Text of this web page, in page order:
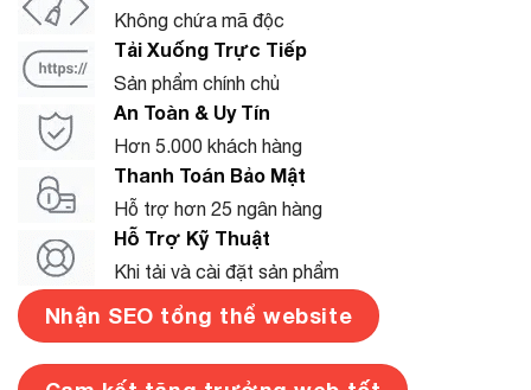
Không chứa mã độc
Tải Xuống Trực Tiếp
Sản phẩm chính chủ
An Toàn & Uy Tín
Hơn 5.000 khách hàng
Thanh Toán Bảo Mật
Hỗ trợ hơn 25 ngân hàng
Hỗ Trợ Kỹ Thuật
Khi tải và cài đặt sản phẩm
Nhận SEO tổng thể website